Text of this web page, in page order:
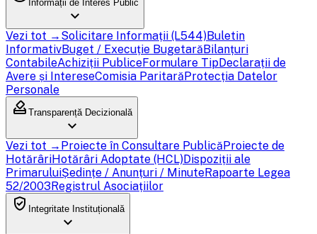
Informații de Interes Public
expand_more
Vezi tot → Solicitare Informații (L544)Buletin
InformativBuget / Execuție BugetarăBilanțuri
ContabileAchiziții PubliceFormulare TipDeclarații de
Avere și IntereseComisia ParitarăProtecția Datelor
Personale
how_to_vote Transparență Decizională
expand_more
Vezi tot → Proiecte în Consultare PublicăProiecte de
HotărâriHotărâri Adoptate (HCL)Dispoziții ale
PrimaruluiȘedințe / Anunțuri / MinuteRapoarte Legea
52/2003Registrul Asociațiilor
verified_user Integritate Instituțională
expand_more